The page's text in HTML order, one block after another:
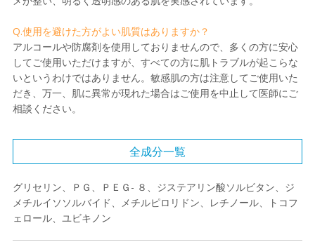
Q.使用を避けた方がよい肌質はありますか？
アルコールや防腐剤を使用しておりませんので、多くの方に安心
してご使用いただけますが、すべての方に肌トラブルが起こらな
いというわけではありません。敏感肌の方は注意してご使用いた
だき、万一、肌に異常が現れた場合はご使用を中止して医師にご
相談ください。
全成分一覧
グリセリン、ＰＧ、ＰＥＧ- ８、ジステアリン酸ソルビタン、ジ
メチルイソソルバイド、メチルピロリドン、レチノール、トコフ
ェロール、ユビキノン